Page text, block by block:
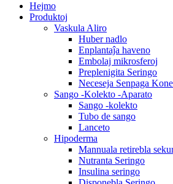
Hejmo
Produktoj
Vaskula Aliro
Huber nadlo
Enplantaĵa haveno
Embolaj mikrosferoj
Preplenigita Seringo
Neceseja Senpaga
Sango -Kolekto -Aparato
Sango -kolekto
Tubo de sango
Lanceto
Hipoderma
Mannuala retirebla
Nutranta Seringo
Insulina seringo